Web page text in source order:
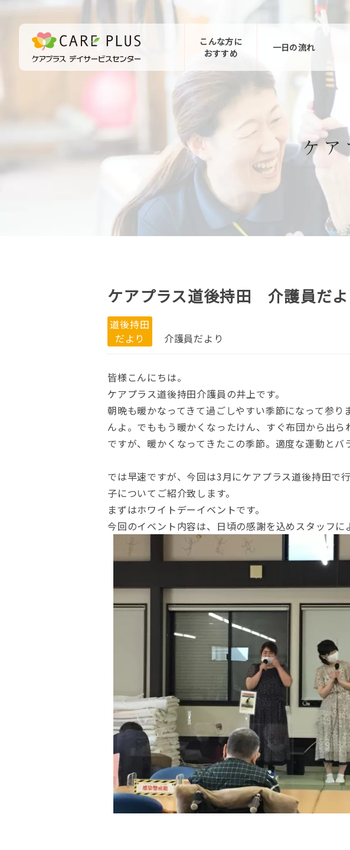
こんな方に
おすすめ
一日の流れ
お問い合わせ
ケアプラス道後持田 介護員だ
道後持田
だより
介護員だより
皆様こんにちは。
ケアプラス道後持田介護員の井上です。
朝晩も暖かなってきて過ごしやすい季節になって参
んよ。でももう暖かくなったけん、すぐ布団から出
ですが、暖かくなってきたこの季節。適度な運動と
では早速ですが、今回は3月にケアプラス道後持田で
子についてご紹介致します。
まずはホワイトデーイベントです。
今回のイベント内容は、日頃の感謝を込めスタッフに